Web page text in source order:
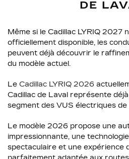
DE
Même si le Cadillac LYRIQ 2027
officiellement disponible, les
peuvent déjà découvrir le
du modèle actuel.
Le Cadillac LYRIQ 2026
Cadillac de Laval représente
segment des VUS électriques de
Le modèle 2026 propose une
impressionnante, une
spectaculaire et une expérience